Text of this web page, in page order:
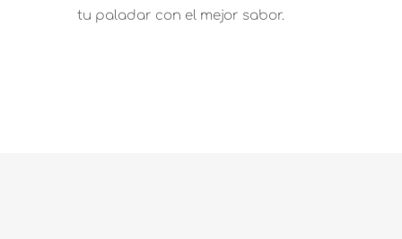
tu paladar con el mejor sabor.